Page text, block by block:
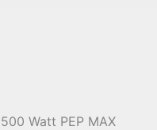
Watt PEP MAX